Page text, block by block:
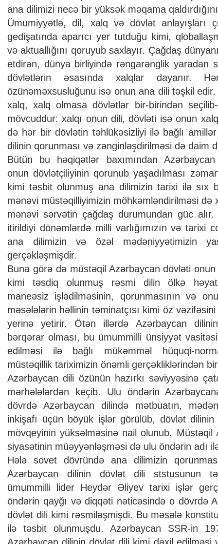
ana dilimizi necə bir yüksək məqama
Ümumiyyətlə, dil, xalq və dövlət anlayışları
gedişatında aparıcı yer tutduğu kimi,
və aktuallığını qoruyub saxlayır. Çağdaş
etdirən, dünya birliyində rəngarənglik yaradan
dövlətlərin əsasında xalqlar dayanır.
özünəməxsusluğunu isə onun ana dili təşkil
xalq, xalq olmasa dövlətlər bir-birindən
mövcuddur: xalqı onun dili, dövləti isə onun
də hər bir dövlətin təhlükəsizliyi ilə bağlı amillər
dilinin qorunması və zənginləşdirilməsi də daim
Bütün bu həqiqətlər baxımından Azərbaycan
onun dövlətçiliyinin qorunub yaşadılması
kimi təsbit olunmuş ana dilimizin tarixi ilə sıx
mənəvi müstəqilliyimizin möhkəmləndirilməsi də
mənəvi sərvətin çağdaş durumundan güc
itirildiyi dönəmlərdə milli varlığımızın və tarixi
ana dilimizin və özəl mədəniyyətimizin
gerçəkləşmişdir.
Buna görə də müstəqil Azərbaycan dövləti
kimi təsdiq olunmuş rəsmi dilin ölkə
maneəsiz işlədilməsinin, qorunmasının və
məsələlərin həllinin təminatçısı kimi öz
yerinə yetirir. Ötən illərdə Azərbaycan
bərqərar olması, bu ümummilli ünsiyyət
edilməsi ilə bağlı mükəmməl hüquqi-
müstəqillik tariximizin önəmli gerçəkliklərindən
Azərbaycan dili özünün hazırkı səviyyəsinə
mərhələlərdən keçib. Ulu öndərin
dövrdə Azərbaycan dilində mətbuatın,
inkişafı üçün böyük işlər görülüb, dövlət
mövqeyinin yüksəlməsinə nail olunub. Müstəqil
siyasətinin müəyyənləşməsi də ulu öndərin adı
Hələ sovet dövründə ana dilimizin
Azərbaycan dilinin dövlət dili ststusunun
ümummilli lider Heydər Əliyev tarixi işlər
öndərin qayğı və diqqəti nəticəsində o dövrdə
dövlət dili kimi rəsmiləşmişdi. Bu məsələ
ilə təsbit olunmuşdu. Azərbaycan SSR-in